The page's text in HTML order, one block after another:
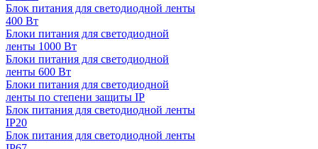
Блок питания для светодиодной ленты
400 Вт
Блоки питания для светодиодной
ленты 1000 Вт
Блоки питания для светодиодной
ленты 600 Вт
Блоки питания для светодиодной
ленты по степени защиты IP
Блок питания для светодиодной ленты
IP20
Блок питания для светодиодной ленты